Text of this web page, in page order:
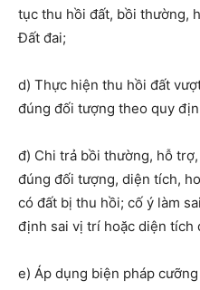
tục thu hồi đất, bồi thường,
Đất đai;
d) Thực hiện thu hồi đất
đúng đối tượng theo quy
đ) Chi trả bồi thường, hỗ
đúng đối tượng, diện tích,
có đất bị thu hồi; cố ý làm
định sai vị trí hoặc diện tích
e) Áp dụng biện pháp